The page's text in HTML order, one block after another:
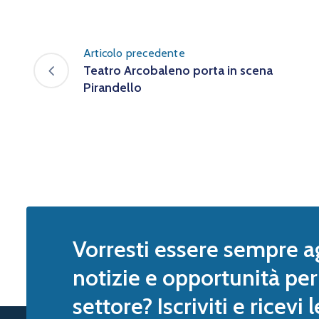
Articolo precedente
Teatro Arcobaleno porta in scena
Pirandello
Vorresti essere sempre
notizie e opportunità
settore? Iscriviti e ricevi